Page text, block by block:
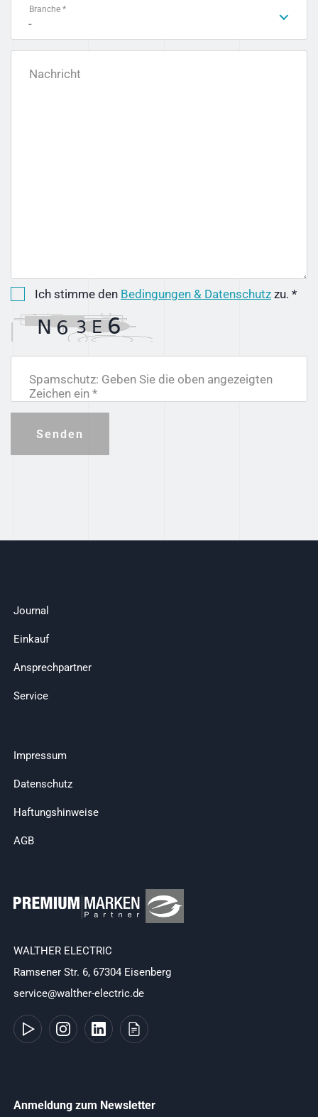
Branche *
-
Nachricht
Ich stimme den Bedingungen & Datenschutz zu. *
Spamschutz: Geben Sie die oben angezeigten
Zeichen ein *
Senden
Journal
Einkauf
Ansprechpartner
Service
Impressum
Datenschutz
Haftungshinweise
AGB
WALTHER ELECTRIC
Ramsener Str. 6, 67304 Eisenberg
service@walther-electric.de
Anmeldung zum Newsletter